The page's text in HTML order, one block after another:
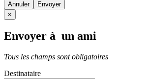
Annuler
×
Envoyer à un ami
Tous les champs sont obligatoires
Destinataire